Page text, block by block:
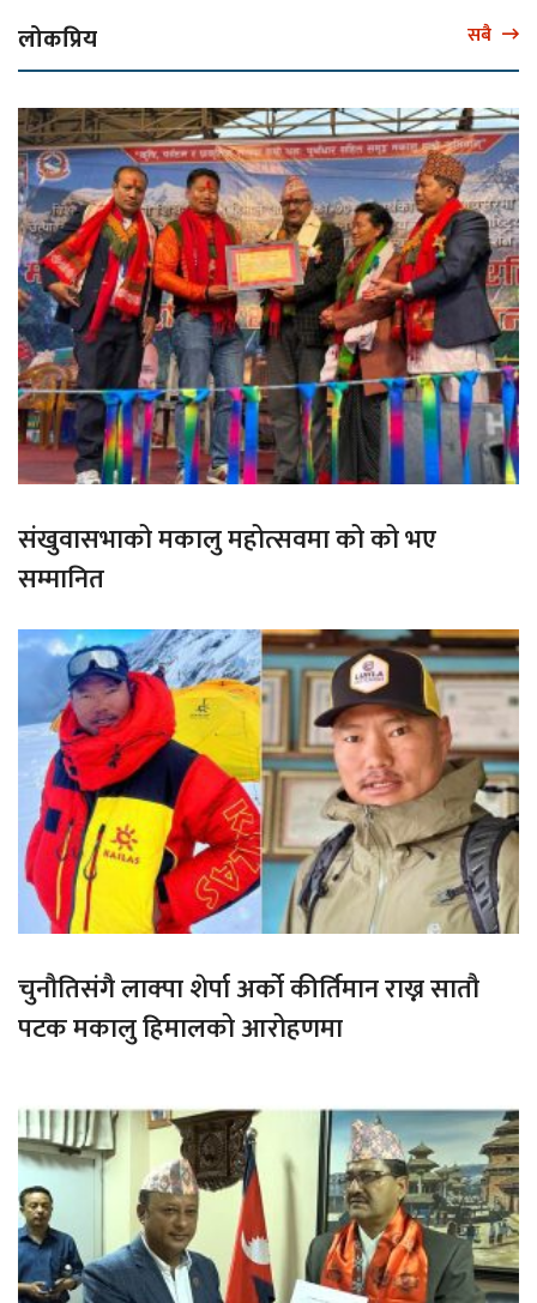
लोकप्रिय सबै
संखुवासभाको मकालु महोत्सवमा को को भए
सम्मानित
चुनौतिसंगै लाक्पा शेर्पा अर्को कीर्तिमान राख्न सातौ
पटक मकालु हिमालको आरोहणमा